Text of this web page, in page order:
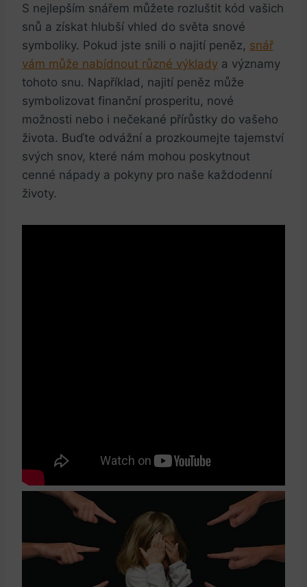
S nejlepším snářem můžete rozluštit kód vašich
snů a získat hlubší vhled do světa snové
symboliky.​ Pokud jste snili o najití ​peněz, snář
vám ⁢může nabídnout různé výklady a významy
tohoto snu. Například, najití peněz‍ může
symbolizovat finanční prosperitu, nové
možnosti nebo i nečekané přírůstky⁣ do vašeho
života. Buďte odvážní⁢ a prozkoumejte tajemství
svých⁣ snov, které nám mohou poskytnout
cenné nápady a ⁣pokyny pro naše každodenní
životy.